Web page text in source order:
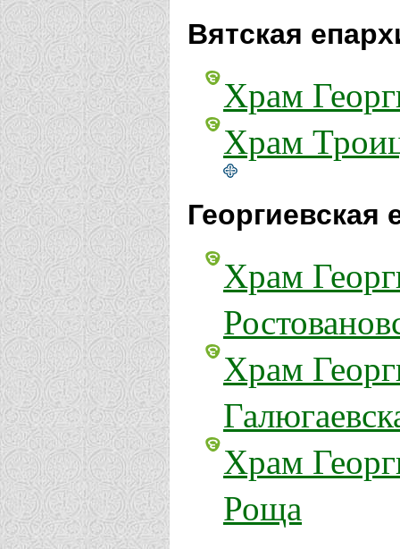
Вятская
Храм
Храм
Георгиевская
Храм
Храм
Храм
Роща